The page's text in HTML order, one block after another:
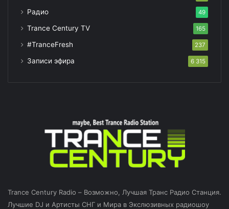
Радио 49
Trance Century TV 165
#TranceFresh 237
Записи эфира 6 315
Trance Century Radio – Возможно, Лучшая Транс Радио Станция.
Лучшие DJ и Артисты СНГ и Мира в Экслюзивных радиошоу